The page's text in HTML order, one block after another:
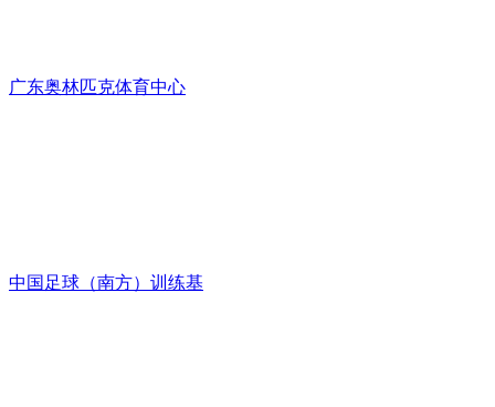
广东奥林匹克体育中心
中国足球（南方）训练基